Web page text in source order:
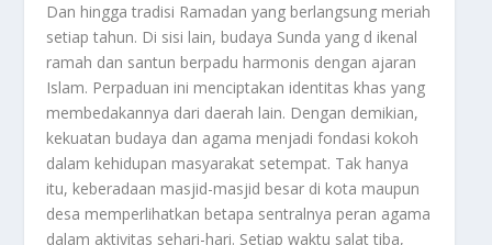
Dan hingga tradisi Ramadan yang berlangsung meriah
setiap tahun. Di sisi lain, budaya Sunda yang d ikenal
ramah dan santun berpadu harmonis dengan ajaran
Islam. Perpaduan ini menciptakan identitas khas yang
membedakannya dari daerah lain. Dengan demikian,
kekuatan budaya dan agama menjadi fondasi kokoh
dalam kehidupan masyarakat setempat. Tak hanya
itu, keberadaan masjid-masjid besar di kota maupun
desa memperlihatkan betapa sentralnya peran agama
dalam aktivitas sehari-hari. Setiap waktu salat tiba,